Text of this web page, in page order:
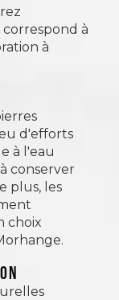
à
à
d'efforts
à l'eau
conserver
plus, les
choix